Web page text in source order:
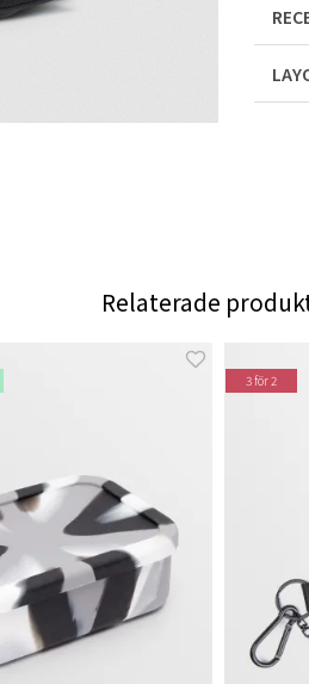
Relaterade
3 för 2